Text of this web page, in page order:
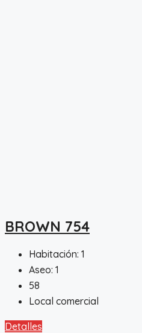
BROWN 754
Habitación: 1
Aseo: 1
58
Local comercial
Detalles